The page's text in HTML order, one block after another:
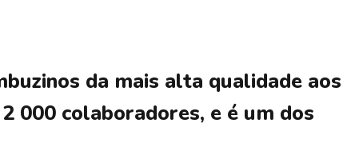
da mais alta qualidade aos
000 colaboradores, e é um dos